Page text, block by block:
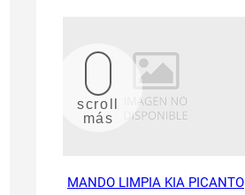
MANDO LIMPIA KIA PICANTO
scroll
más